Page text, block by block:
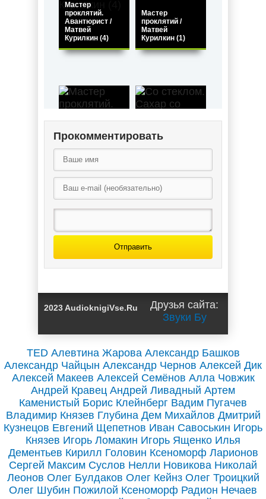
Мастер
проклятий.
Авантюрист /
Матвей
Курилкин (4)
Мастер
проклятий /
Матвей
Курилкин (1)
Мастер
проклятий.
Сепаратист /
Со стеклом.
Люди и нелюди /
Олег Бубела (2)
Прокомментировать
Отправить
2023 AudioknigiVse.Ru
Друзья сайта:
Звуки Бу
TED Алевтина Жарова Александр Башков
Александр Чайцын Александр Чернов Алексей Дик
Алексей Макеев Алексей Семёнов Алла Човжик
Андрей Кравец Андрей Ливадный Артем
Каменистый Борис Клейнберг Вадим Пугачев
Владимир Князев Глубина Дем Михайлов Дмитрий
Кузнецов Евгений Щепетнов Иван Савоськин Игорь
Князев Игорь Ломакин Игорь Ященко Илья
Дементьев Кирилл Головин Ксеноморф Ларионов
Сергей Максим Суслов Нелли Новикова Николай
Леонов Олег Булдаков Олег Кейнз Олег Троицкий
Олег Шубин Пожилой Ксеноморф Радион Нечаев